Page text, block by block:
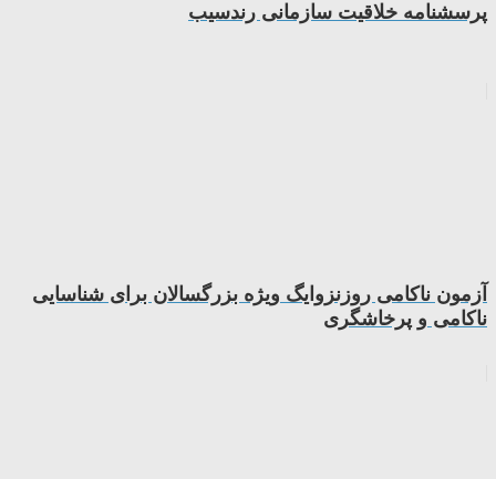
پرسشنامه خلاقیت سازمانی رندسیب
آزمون ناكامی روزنزوایگ ویژه بزرگسالان برای شناسایی
ناکامی و پرخاشگری